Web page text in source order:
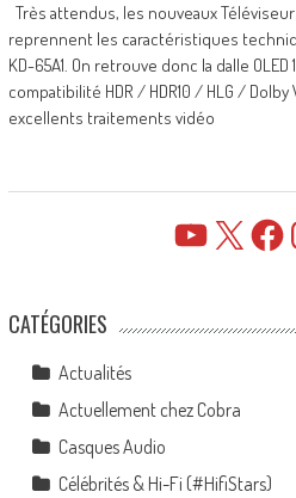
Très attendus, les nouveaux
reprennent les caractéristiques
KD-65A1. On retrouve donc la dalle OLED
compatibilité HDR / HDR10 / HLG /
excellents traitements vidéo
YouTube
CATÉGORIES
Actualités
Actuellement chez Cobra
Casques Audio
Célébrités & Hi-Fi (#HifiStars)